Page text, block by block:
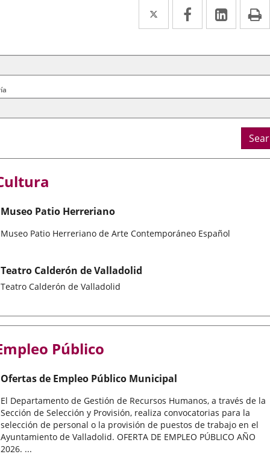
Twitter
Enlace
a
una
aplicación
Facebook
Enlace
a
una
aplicación
Enlace
a
una
Museo Patio Herreriano
Museo Patio Herreriano de Arte Contemporáneo Español
Teatro Calderón de Valladolid
Teatro Calderón de Valladolid
Público
Ofertas de Empleo Público Municipal
El Departamento de Gestión de Recursos Humanos, a través de la
Sección de Selección y Provisión, realiza convocatorias para la
selección de personal o la provisión de puestos de trabajo en el
Ayuntamiento de Valladolid. OFERTA DE EMPLEO PÚBLICO AÑO
2026. ...